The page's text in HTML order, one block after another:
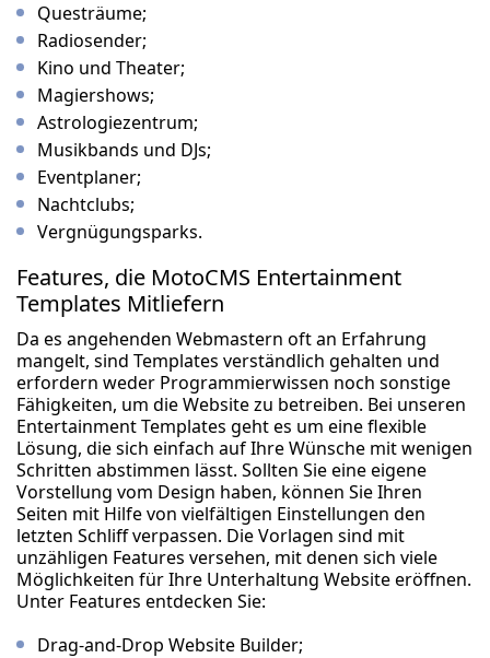
Questräume;
Radiosender;
Kino und Theater;
Magiershows;
Astrologiezentrum;
Musikbands und DJs;
Eventplaner;
Nachtclubs;
Vergnügungsparks.
Features, die MotoCMS Entertainment
Templates Mitliefern
Da es angehenden Webmastern oft an Erfahrung
mangelt, sind Templates verständlich gehalten und
erfordern weder Programmierwissen noch sonstige
Fähigkeiten, um die Website zu betreiben. Bei unseren
Entertainment Templates geht es um eine flexible
Lösung, die sich einfach auf Ihre Wünsche mit wenigen
Schritten abstimmen lässt. Sollten Sie eine eigene
Vorstellung vom Design haben, können Sie Ihren
Seiten mit Hilfe von vielfältigen Einstellungen den
letzten Schliff verpassen. Die Vorlagen sind mit
unzähligen Features versehen, mit denen sich viele
Möglichkeiten für Ihre Unterhaltung Website eröffnen.
Unter Features entdecken Sie:
Drag-and-Drop Website Builder;